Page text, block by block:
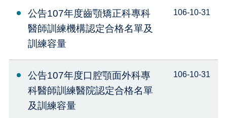
公告107年度齒顎矯正科專科
醫師訓練機構認定合格名單及
訓練容量
106-10-31
公告107年度口腔顎面外科專
科醫師訓練醫院認定合格名單
及訓練容量
106-10-31